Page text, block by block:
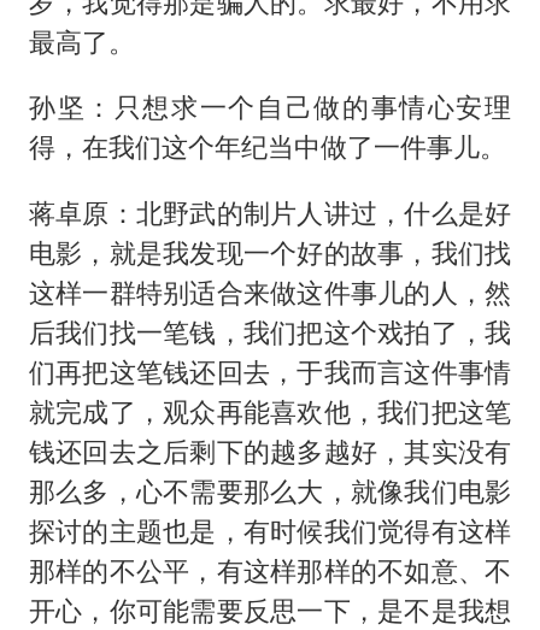
最高了。
孙坚：只想求一个自己做的事情心安理
得，在我们这个年纪当中做了一件事儿。
蒋卓原：北野武的制片人讲过，什么是好
电影，就是我发现一个好的故事，我们找
这样一群特别适合来做这件事儿的人，然
后我们找一笔钱，我们把这个戏拍了，我
们再把这笔钱还回去，于我而言这件事情
就完成了，观众再能喜欢他，我们把这笔
钱还回去之后剩下的越多越好，其实没有
那么多，心不需要那么大，就像我们电影
探讨的主题也是，有时候我们觉得有这样
那样的不公平，有这样那样的不如意、不
开心，你可能需要反思一下，是不是我想